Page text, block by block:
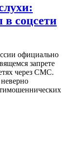
в соцсети
официально
запрете
через СМС.